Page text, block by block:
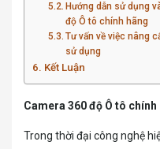
Hướng dẫn sử dụng
độ Ô tô chính hãng
Tư vấn về việc nâng
sử dụng
Kết Luận
Camera 360 độ Ô tô
Trong thời đại công nghệ